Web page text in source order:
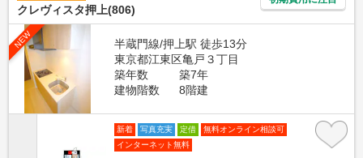
クレヴィスタ押上(806)
NEW
半蔵門線/押上駅 徒歩13分
東京都江東区亀戸３丁目
築年数
築7年
建物階数
8階建
新着 写真充実 定借
無料オンライン相談可
インターネット無料